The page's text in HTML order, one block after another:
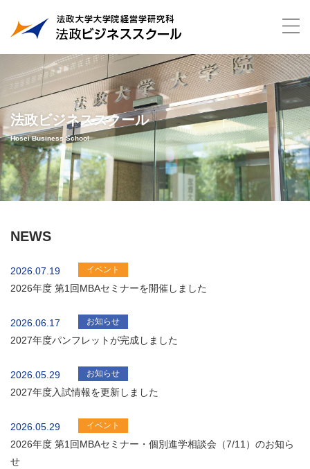
法政ビジネススクール
Hosei Business School
NEWS
2026.07.19 イベント
2026年度 第1回MBAセミナーを開催しました
2026.06.17 お知らせ
2027年度パンフレットが完成しました
2026.05.29 お知らせ
2027年度入試情報を更新しました
2026.05.29 イベント
2026年度 第1回MBAセミナー・個別進学相談会（7/11）のお知ら
せ